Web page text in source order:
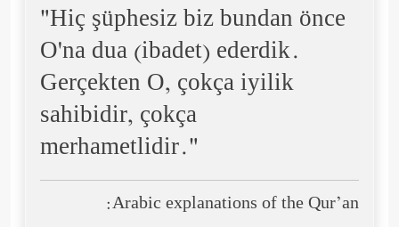
"Hiç şüphesiz biz bundan önce
O'na dua (ibadet) ederdik.
Gerçekten O, çokça iyilik
sahibidir, çokça
merhametlidir."
Arabic explanations of the Qur’an: